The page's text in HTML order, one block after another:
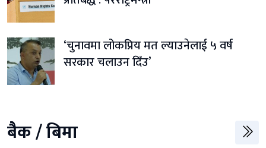
‘चुनावमा लोकप्रिय मत ल्याउनेलाई ५ वर्ष
सरकार चलाउन दिँउ’
बैैक / बिमा